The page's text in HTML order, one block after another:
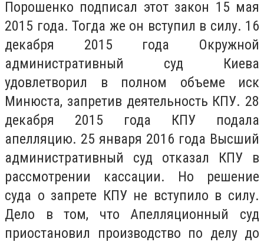
Порошенко подписал этот закон 15 мая
2015 года. Тогда же он вступил в силу. 16
декабря 2015 года Окружной
административный суд Киева
удовлетворил в полном объеме иск
Минюста, запретив деятельность КПУ. 28
декабря 2015 года КПУ подала
апелляцию. 25 января 2016 года Высший
административный суд отказал КПУ в
рассмотрении кассации. Но решение
суда о запрете КПУ не вступило в силу.
Дело в том, что Апелляционный суд
приостановил производство по делу до